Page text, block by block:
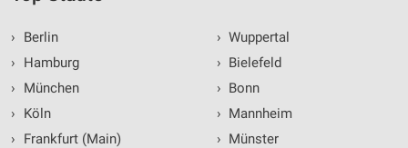
›
Berlin
›
Hamburg
›
München
›
Köln
›
Frankfurt (Main)
› Wuppertal
› Bielefeld
› Bonn
› Mannheim
› Münster